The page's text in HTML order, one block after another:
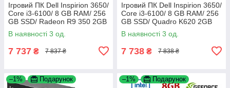
Ігровий ПК Dell Inspirion 3650/
Core i3-6100/ 8 GB RAM/ 256
GB SSD/ Radeon R9 350 2GB
В наявності 3 од.
7 737 ₴ 7 837 ₴
Ігровий ПК Dell Inspirion 3650/
Core i3-6100/ 8 GB RAM/ 256
GB SSD/ Quadro K620 2GB
В наявності 3 од.
7 738 ₴ 7 838 ₴
–1% Подарунок –1% Подарунок